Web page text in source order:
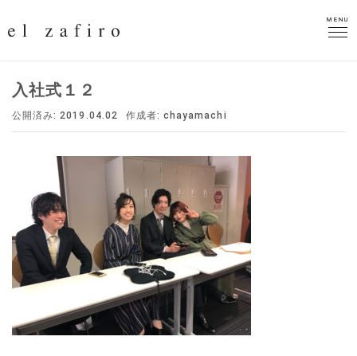
MENU
MENU
入社式１２
公開済み: 2019.04.02 作成者:chayamachi